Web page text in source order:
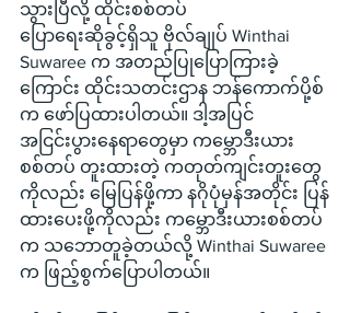
သွားပြီလို့ ထိုင်းစစ်တပ်
ပြောရေးဆိုခွင့်ရှိသူ ဗိုလ်ချုပ် Winthai
Suwaree က အတည်ပြုပြောကြားခဲ့
ကြောင်း ထိုင်းသတင်းဌာန ဘန်ကောက်ပို့စ်
က ဖော်ပြထားပါတယ်။ ဒါ့အပြင်
အငြင်းပွားနေရာတွေမှာ ကမ္ဘောဒီးယား
စစ်တပ် တူးထားတဲ့ ကတုတ်ကျင်းတူးတွေ
ကိုလည်း မြေပြန်ဖို့ကာ နဂိုပုံမှန်အတိုင်း ပြန်
ထားပေးဖို့ကိုလည်း ကမ္ဘောဒီးယားစစ်တပ်
က သဘောတူခဲ့တယ်လို့ Winthai Suwaree
က ဖြည့်စွက်ပြောပါတယ်။